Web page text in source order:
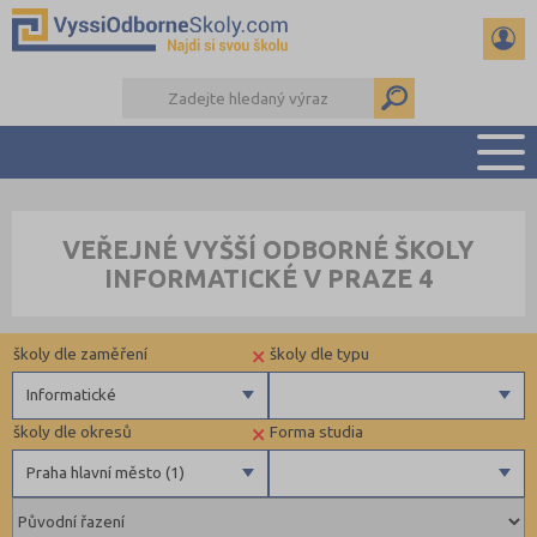
PŘÍPRAVA NA PŘIJÍMAČKY
KALENDÁŘ AKCÍ
DALŠÍ DRUHY ŠKOL
VEŘEJNÉ VYŠŠÍ ODBORNÉ ŠKOLY
INFORMATICKÉ V PRAZE 4
Forma studia
×
Praha hlavní město (1)
školy dle okresů
Plzeň-město (1)
školy dle typu
×
Informatické
školy dle zaměření
Zdravotnické
Ekonomické
Pedagogické